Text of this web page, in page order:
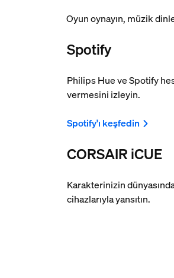
Oyun oynayın, müzik
Spotify
Philips Hue ve Spotify
vermesini izleyin.
Spotify'ı keşfedin
CORSAIR iCUE
Karakterinizin
cihazlarıyla yansıtın.